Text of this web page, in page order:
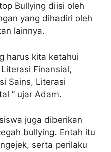
Bullying diisi oleh
yang dihadiri oleh
lainnya.
harus kita ketahui
Finansial,
Sains, Literasi
” ujar Adam.
juga diberikan
bullying. Entah itu
serta perilaku